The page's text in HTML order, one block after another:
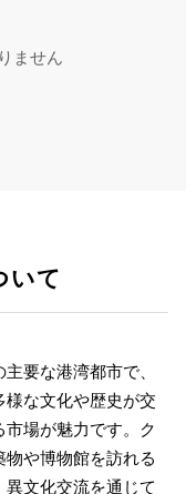
ません
いて
要な港湾都市で、
な文化や歴史が交
場が魅力です。ク
や博物館を訪れる
文化交流を通じて